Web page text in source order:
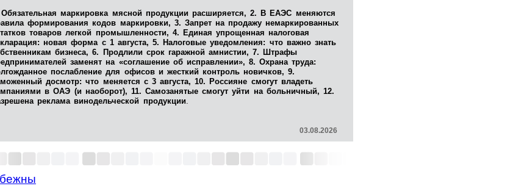
маркировка мясной продукции расширяется, 2. В ЕАЭС меняются
формирования кодов маркировки, 3. Запрет на продажу немаркированных
товаров легкой промышленности, 4. Единая упрощенная налоговая
новая форма с 1 августа, 5. Налоговые уведомления: что важно знать
бизнеса, 6. Продлили срок гаражной амнистии, 7. Штрафы
заменят на «соглашение об исправлении», 8. Охрана труда:
послабление для офисов и жесткий контроль новичков, 9.
досмотр: что меняется с 3 августа, 10. Россияне смогут владеть
в ОАЭ (и наоборот), 11. Самозанятые смогут уйти на больничный, 12.
реклама винодельческой продукции
03.08.2026